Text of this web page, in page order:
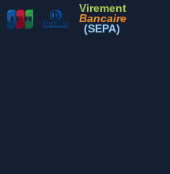
Virement
Bancaire
(SEPA)